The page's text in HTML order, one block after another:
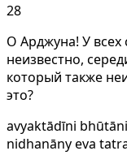
28
О Арджуна! У всех
неизвестно,
который также
это?
avyaktādīni
nidhanāny eva